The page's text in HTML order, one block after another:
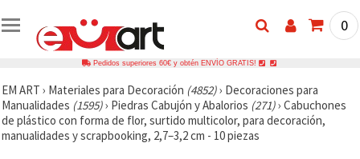
0
Pedidos superiores 60€ y obtén ENVÍO GRATIS!
EM ART › Materiales para Decoración (4852)› Decoraciones para
Manualidades (1595)› Piedras Cabujón y Abalorios (271)› Cabuchones
de plástico con forma de flor, surtido multicolor, para decoración,
manualidades y scrapbooking, 2,7–3,2 cm - 10 piezas